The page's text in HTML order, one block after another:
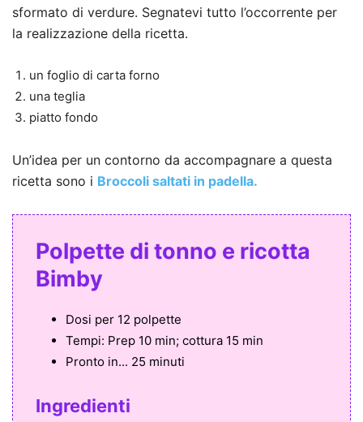
sformato di verdure. Segnatevi tutto l’occorrente per
la realizzazione della ricetta.
un foglio di carta forno
una teglia
piatto fondo
Un’idea per un contorno da accompagnare a questa
ricetta sono i Broccoli saltati in padella.
Polpette di tonno e ricotta
Bimby
Dosi per 12 polpette
Tempi: Prep 10 min; cottura 15 min
Pronto in... 25 minuti
Ingredienti